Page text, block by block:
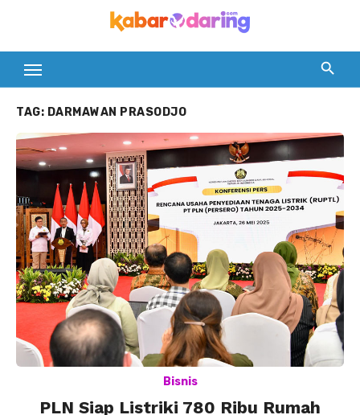
content
TAG: DARMAWAN PRASODJO
Bisnis
PLN Siap Listriki 780 Ribu Rumah